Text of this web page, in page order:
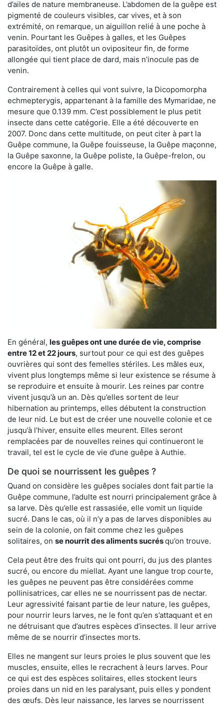
d’ailes de nature membraneuse. L’abdomen de la guêpe est
pigmenté de couleurs visibles, car vives, et à son
extrémité, on remarque, un aiguillon relié à une poche à
venin. Pourtant les Guêpes à galles, et les Guêpes
parasitoïdes, ont plutôt un ovipositeur fin, de forme
allongée qui tient place de dard, mais n’inocule pas de
venin.
Contrairement à celles qui vont suivre, la Dicopomorpha
echmepterygis, appartenant à la famille des Mymaridae, ne
mesure que 0.139 mm. C’est possiblement le plus petit
insecte dans cette catégorie. Elle a été découverte en
2007. Donc dans cette multitude, on peut citer à part la
Guêpe commune, la Guêpe fouisseuse, la Guêpe maçonne,
la Guêpe saxonne, la Guêpe poliste, la Guêpe-frelon, ou
encore la Guêpe à galle.
En général, les guêpes ont une durée de vie, comprise
entre 12 et 22 jours, surtout pour ce qui est des guêpes
ouvrières qui sont des femelles stériles. Les mâles eux,
vivent plus longtemps même si leur existence se résume à
se reproduire et ensuite à mourir. Les reines par contre
vivent jusqu’à un an. Dès qu’elles sortent de leur
hibernation au printemps, elles débutent la construction
de leur nid. Le but est de créer une nouvelle colonie et ce
jusqu’à l’hiver, ensuite elles meurent. Elles seront
remplacées par de nouvelles reines qui continueront le
travail, tel est le cycle de vie d’une guêpe à Authie.
De quoi se nourrissent les guêpes ?
Quand on considère les guêpes sociales dont fait partie la
Guêpe commune, l’adulte est nourri principalement grâce à
sa larve. Dès qu’elle est rassasiée, elle vomit un liquide
sucré. Dans le cas, où il n’y a pas de larves disponibles au
sein de la colonie, on fait comme chez les guêpes
solitaires, on se nourrit des aliments sucrésqu’on trouve.
Cela peut être des fruits qui ont pourri, du jus des plantes
sucré, ou encore du miellat. Ayant une langue trop courte,
les guêpes ne peuvent pas être considérées comme
pollinisatrices, car elles ne se nourrissent pas de nectar.
Leur agressivité faisant partie de leur nature, les guêpes,
pour nourrir leurs larves, ne le font qu’en s’attaquant et en
ne détruisant que d’autres espèces d’insectes. Il leur arrive
même de se nourrir d’insectes morts.
Elles ne mangent sur leurs proies le plus souvent que les
muscles, ensuite, elles le recrachent à leurs larves. Pour
ce qui est des espèces solitaires, elles stockent leurs
proies dans un nid en les paralysant, puis elles y pondent
des œufs. Dès leur naissance, les larves se nourrissent